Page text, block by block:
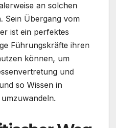
an solchen
Sein Übergang vom
ist ein perfektes
Führungskräfte ihren
können, um
und
so Wissen in